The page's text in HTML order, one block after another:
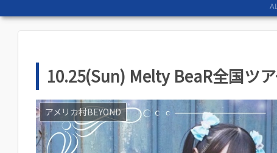
10.25(Sun) Melty BeaR全国ツ
アメリカ村BEYOND